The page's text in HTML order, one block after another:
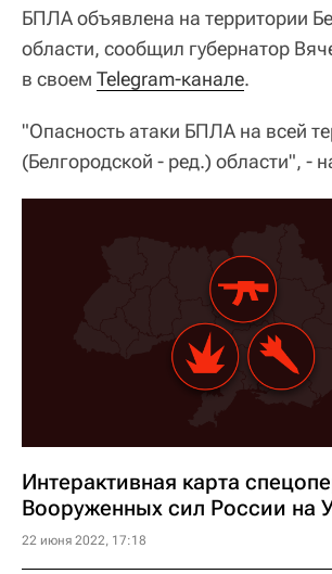
БПЛА объявлена на территории
области, сообщил губернатор
в своем Telegram-канале.
"Опасность атаки БПЛА на всей
(Белгородской - ред.) области", -
Интерактивная карта
Вооруженных сил России на
22 июня 2022, 17:18